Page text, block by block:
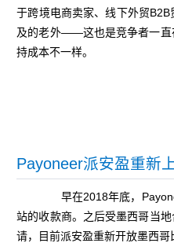
于跨境电商卖家、线下外贸
及的老外——这也是竞争者一直
持成本不一样。
Payoneer派安盈重新
早在2018年底，
站的收款商。之后受墨西哥当
请，目前派安盈重新开放墨西